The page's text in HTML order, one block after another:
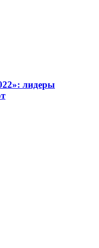
лидеры